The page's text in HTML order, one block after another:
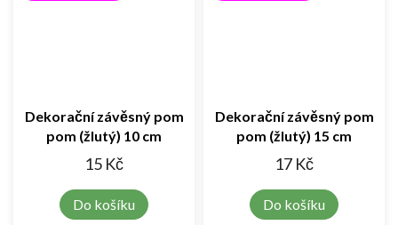
Dekorační závěsný pom
pom (žlutý) 10 cm
15 Kč
Do košíku
Dekorační závěsný pom
pom (žlutý) 15 cm
17 Kč
Do košíku